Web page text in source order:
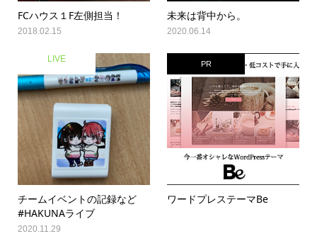
FCハウス１F左側担当！
2018.02.15
未来は背中から。
2020.06.14
LIVE
チームイベントの記録など
#HAKUNAライブ
2020.11.29
PR
ワードプレステーマBe